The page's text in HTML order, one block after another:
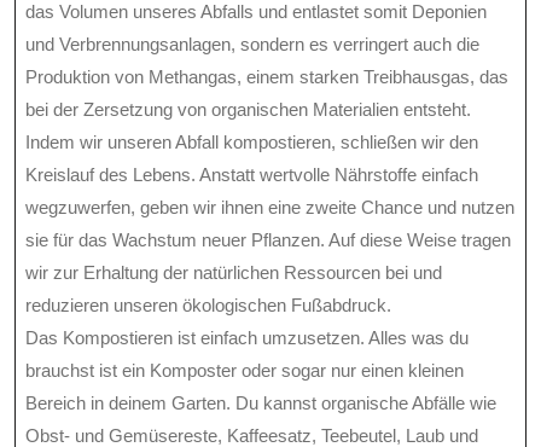
das Volumen unseres Abfalls und entlastet somit Deponien
und Verbrennungsanlagen, sondern es verringert auch die
Produktion von Methangas, einem starken Treibhausgas, das
bei der Zersetzung von organischen Materialien entsteht.
Indem wir unseren Abfall kompostieren, schließen wir den
Kreislauf des Lebens. Anstatt wertvolle Nährstoffe einfach
wegzuwerfen, geben wir ihnen eine zweite Chance und nutzen
sie für das Wachstum neuer Pflanzen. Auf diese Weise tragen
wir zur Erhaltung der natürlichen Ressourcen bei und
reduzieren unseren ökologischen Fußabdruck.
Das Kompostieren ist einfach umzusetzen. Alles was du
brauchst ist ein Komposter oder sogar nur einen kleinen
Bereich in deinem Garten. Du kannst organische Abfälle wie
Obst- und Gemüsereste, Kaffeesatz, Teebeutel, Laub und